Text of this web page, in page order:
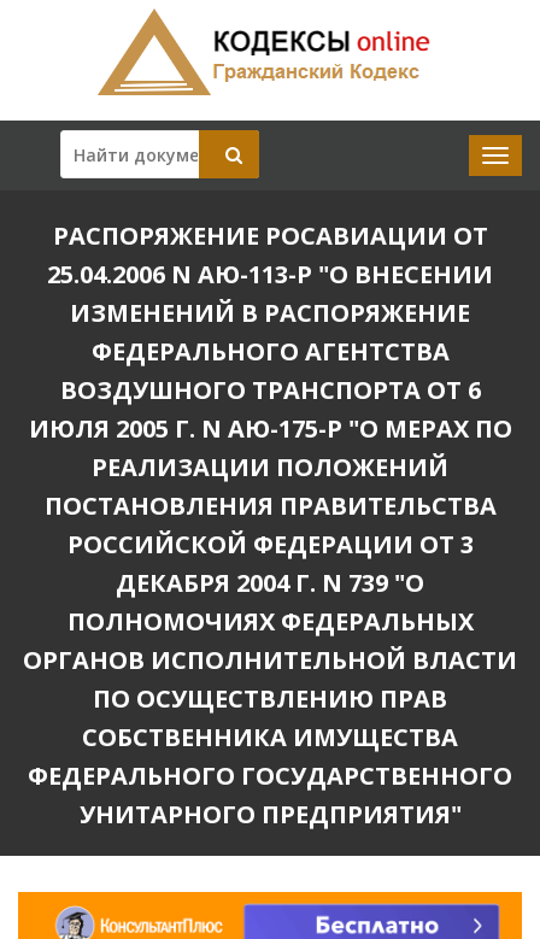
РАСПОРЯЖЕНИЕ РОСАВИАЦИИ ОТ
25.04.2006 N АЮ-113-Р "О ВНЕСЕНИИ
ИЗМЕНЕНИЙ В РАСПОРЯЖЕНИЕ
ФЕДЕРАЛЬНОГО АГЕНТСТВА
ВОЗДУШНОГО ТРАНСПОРТА ОТ 6
ИЮЛЯ 2005 Г. N АЮ-175-Р "О МЕРАХ ПО
РЕАЛИЗАЦИИ ПОЛОЖЕНИЙ
ПОСТАНОВЛЕНИЯ ПРАВИТЕЛЬСТВА
РОССИЙСКОЙ ФЕДЕРАЦИИ ОТ 3
ДЕКАБРЯ 2004 Г. N 739 "О
ПОЛНОМОЧИЯХ ФЕДЕРАЛЬНЫХ
ОРГАНОВ ИСПОЛНИТЕЛЬНОЙ ВЛАСТИ
ПО ОСУЩЕСТВЛЕНИЮ ПРАВ
СОБСТВЕННИКА ИМУЩЕСТВА
ФЕДЕРАЛЬНОГО ГОСУДАРСТВЕННОГО
УНИТАРНОГО ПРЕДПРИЯТИЯ"